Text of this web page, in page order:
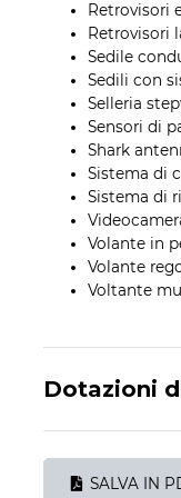
Retrovisori
Retrovisori
Sedile
Sedili con
Selleria
Sensori di
Shark
Sistema di
Sistema di
Volante in
Volante
Voltante
Dotazioni
SALVA IN